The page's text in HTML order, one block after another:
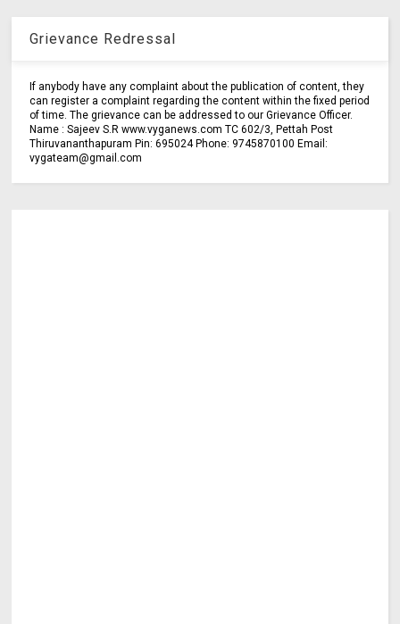
Grievance Redressal
If anybody have any complaint about the publication of content, they
can register a complaint regarding the content within the fixed period
of time. The grievance can be addressed to our Grievance Officer.
Name : Sajeev S.R www.vyganews.com TC 602/3, Pettah Post
Thiruvananthapuram Pin: 695024 Phone: 9745870100 Email:
vygateam@gmail.com